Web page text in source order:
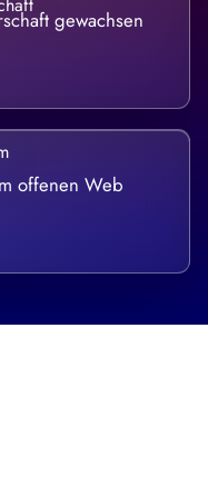
gewachsen
offenen Web